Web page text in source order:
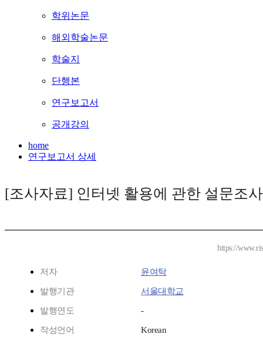
학위논문
해외학술논문
학술지
단행본
연구보고서
공개강의
home
연구보고서 상세
[조사자료] 인터넷 활용에 관한 설문조사
https://
저자 윤여탁
발행기관 서울대학교
발행연도 -
작성언어 Korean